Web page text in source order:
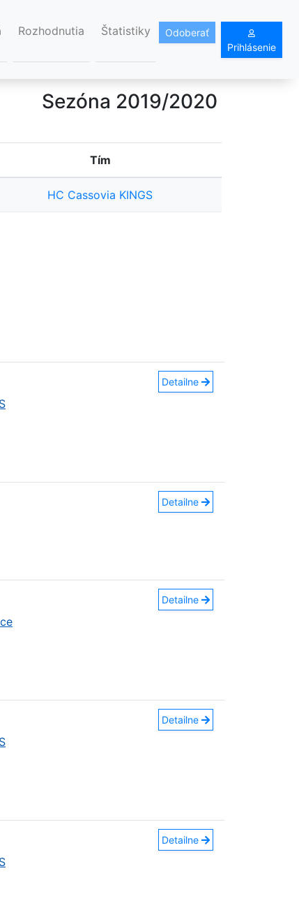
Rozhodnutia Štatistiky
Odoberať
Prihlásenie
Sezóna 2019/2020
Tím
HC Cassovia KINGS
Detailne
Detailne
Detailne
Detailne
Detailne